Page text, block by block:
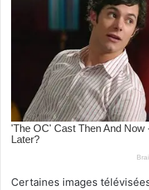
Certaines images